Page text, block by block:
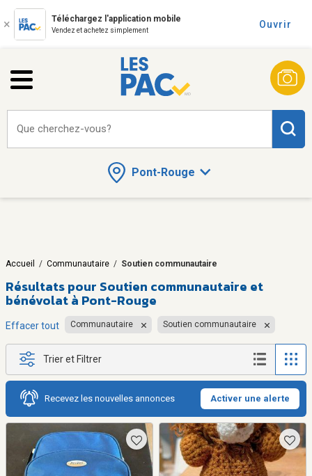
Téléchargez l'application mobile
Vendez et achetez simplement
Ouvrir
Pont-Rouge
Que cherchez-vous?
Accueil / Communautaire / Soutien communautaire
Résultats pour Soutien communautaire et
bénévolat à Pont-Rouge
Effacer tout Communautaire Soutien communautaire
Trier et Filtrer
Recevez les nouvelles annonces Activer une alerte